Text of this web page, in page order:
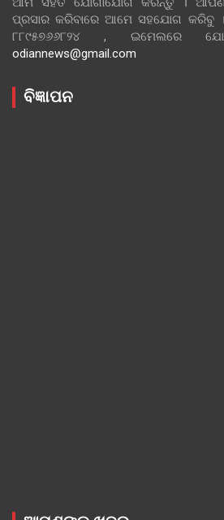
ପ୍ରସାର କରିବାରେ ଆମେ ସହଯୋଗ କରିବୁ
୮୮୯୫୭୬୬୮୨୪ , ଇମେଲରେ
odiannews@gmail.com
ବିଜ୍ଞାପନ